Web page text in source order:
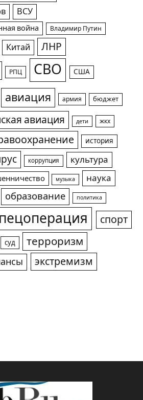
ВСУ
война Владимир Путин
Китай ЛНР
РПЦ СВО США
авиация армия бюджет
авиация дети жкх
история
коррупция
культура
музыка
наука
образование политика
спорт
суд терроризм
экстремизм